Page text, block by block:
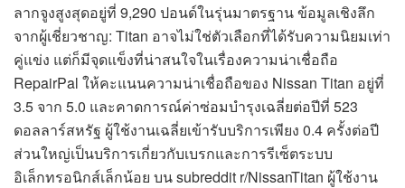
ลากจูงสูงสุดอยู่ที่ 9,290 ปอนด์ในรุ่นมาตรฐาน ข้อมูลเชิงลึก
จากผู้เชี่ยวชาญ: Titan อาจไม่ใช่ตัวเลือกที่ได้รับความนิยมเท่า
คู่แข่ง แต่ก็มีจุดแข็งที่น่าสนใจในเรื่องความน่าเชื่อถือ
RepairPal ให้คะแนนความน่าเชื่อถือของ Nissan Titan อยู่ที่
3.5 จาก 5.0 และคาดการณ์ค่าซ่อมบำรุงเฉลี่ยต่อปีที่ 523
ดอลลาร์สหรัฐ ผู้ใช้งานเฉลี่ยเข้ารับบริการเพียง 0.4 ครั้งต่อปี
ส่วนใหญ่เป็นบริการเกี่ยวกับเบรกและการรีเซ็ตระบบ
อิเล็กทรอนิกส์เล็กน้อย บน subreddit r/NissanTitan ผู้ใช้งาน